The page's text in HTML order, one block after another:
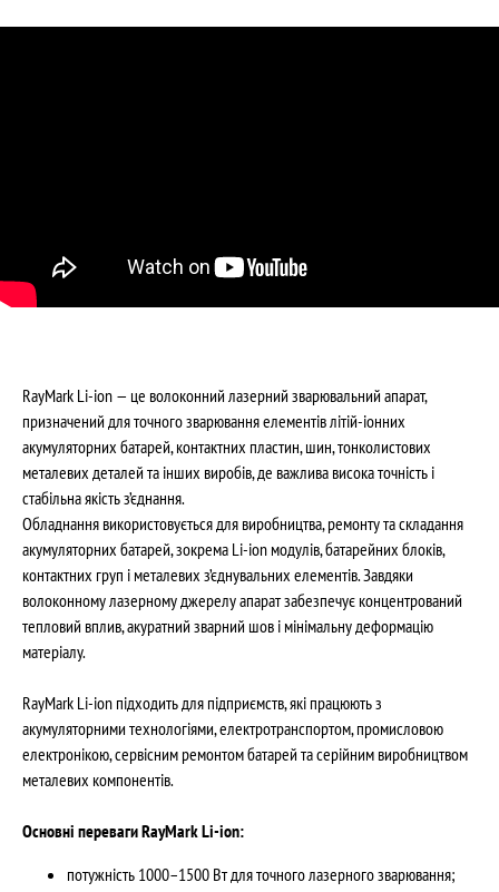
RayMark Li-ion — це волоконний лазерний зварювальний апарат,
призначений для точного зварювання елементів літій-іонних
акумуляторних батарей, контактних пластин, шин, тонколистових
металевих деталей та інших виробів, де важлива висока точність і
стабільна якість з’єднання.
Обладнання використовується для виробництва, ремонту та складання
акумуляторних батарей, зокрема Li-ion модулів, батарейних блоків,
контактних груп і металевих з’єднувальних елементів. Завдяки
волоконному лазерному джерелу апарат забезпечує концентрований
тепловий вплив, акуратний зварний шов і мінімальну деформацію
матеріалу.
RayMark Li-ion підходить для підприємств, які працюють з
акумуляторними технологіями, електротранспортом, промисловою
електронікою, сервісним ремонтом батарей та серійним виробництвом
металевих компонентів.
Основні переваги RayMark Li-ion:
потужність 1000–1500 Вт для точного лазерного зварювання;